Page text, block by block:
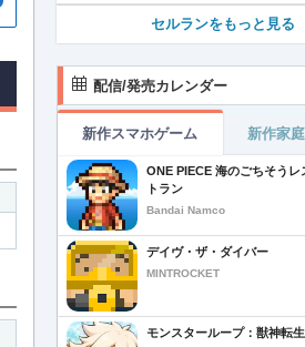
セルランをもっと見る
配信/発売カレンダー
新作スマホゲーム 新作家
ONE PIECE 海のごちそうレ
トラン
Bandai Namco
デイヴ・ザ・ダイバー
MINTROCKET
モンスターループ：獣神転生